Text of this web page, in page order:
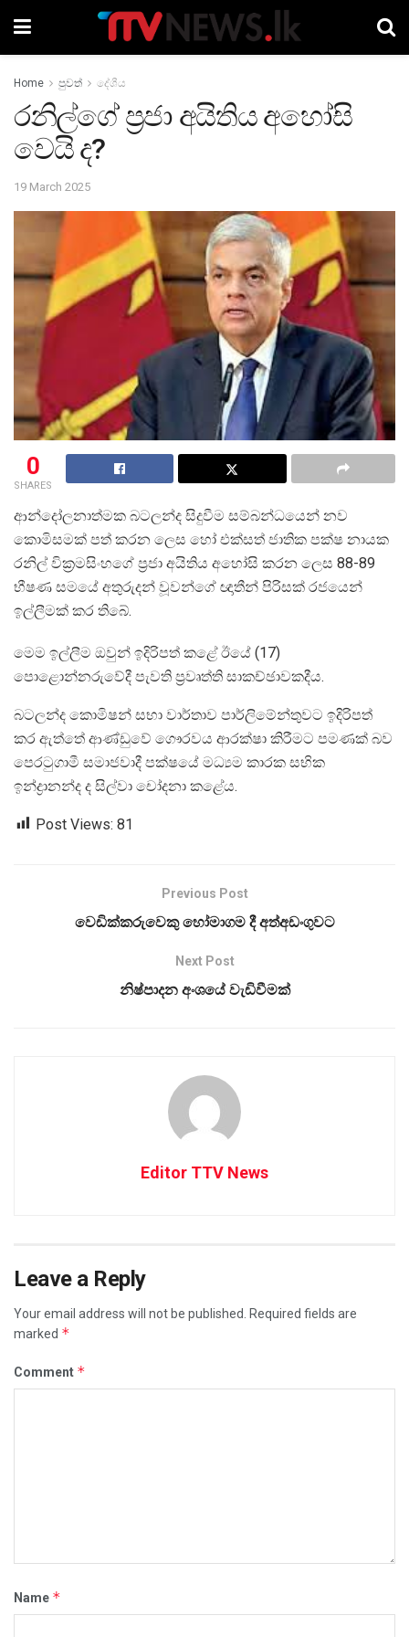
Home පුවත් දේශීය
රනිල්ගේ ප්‍රජා අයිතිය අහෝසි
වෙයි ද?
19 March 2025
0
SHARES
ආන්දෝලනාත්මක බටලන්ද සිදුවීම සම්බන්ධයෙන් නව
කොමිසමක් පත් කරන ලෙස හෝ එක්සත් ජාතික පක්ෂ නායක
රනිල් වික්‍රමසිංහගේ ප්‍රජා අයිතිය අහෝසි කරන ලෙස 88-89
භීෂණ සමයේ අතුරුදන් වූවන්ගේ ඥාතීන් පිරිසක් රජයෙන්
ඉල්ලීමක් කර තිබේ.
මෙම ඉල්ලීම ඔවුන් ඉදිරිපත් කළේ ඊයේ (17)
පොළොන්නරුවේදී පැවති ප්‍රවෘත්ති සාකච්ඡාවකදීය.
බටලන්ද කොමිෂන් සභා වාර්තාව පාර්ලිමේන්තුවට ඉදිරිපත්
කර ඇත්තේ ආණ්ඩුවේ ගෞරවය ආරක්ෂා කිරීමට පමණක් බව
පෙරටුගාමී සමාජවාදී පක්ෂයේ මධ්‍යම කාරක සභික
ඉන්ද්‍රානන්ද ද සිල්වා චෝදනා කළේය.
Post Views: 81
Previous Post
වෙඩික්කරුවෙකු හෝමාගම දී අත්අඩංගුවට
Next Post
නිෂ්පාදන අංශයේ වැඩිවීමක්
Editor TTV News
Leave a Reply
Your email address will not be published. Required fields are
marked *
Comment *
Name *